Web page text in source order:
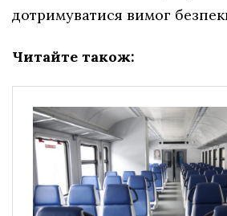
дотримуватися вимог
Читайте також: